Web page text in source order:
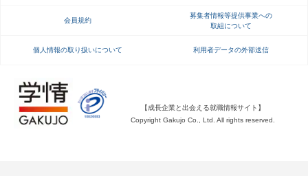
不明点があればこちら
会員規約
募集者情報等提供事業への
取組について
個人情報の取り扱いについて 利用者データの外部送信
【成長企業と出会える就職情報サイト】
Copyright Gakujo Co., Ltd. All rights reserved.